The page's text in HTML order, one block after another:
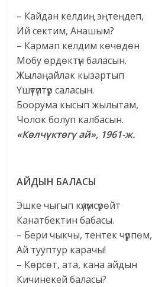
– Кайдан келдиң эңтеңдеп,
Ий сектим, Анашым?
– Кармап келдим көчөдөн
Мобу өрдөктүн баласын.
Жылаңайлак кызартып
Үшүтүптүр саласын.
Боорума кысып жылытам,
Чолок болуп калбасын.
«Көлчүктөгү ай», 1961-ж.
АЙДЫН БАЛАСЫ
Эшке чыгып күлүмсүрөйт
Канатбектин бабасы.
– Бери чыкчы, тентек чүрпөм,
Ай тууптур карачы!
– Көрсөт, ата, кана айдын
Кичинекей баласы?